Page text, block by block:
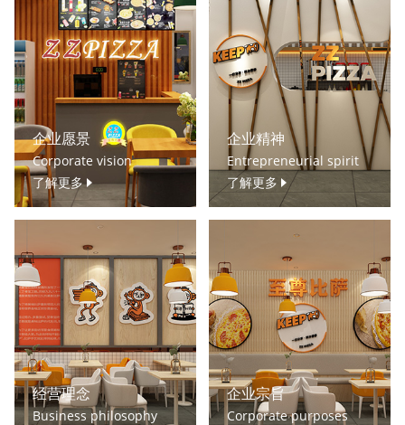
企业愿景
Corporate vision
了解更多
企业精神
Entrepreneurial spirit
了解更多
经营理念
Business philosophy
企业宗旨
Corporate purposes